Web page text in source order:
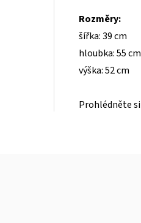
Rozměry:
šířka: 39 cm
hloubka: 55 cm
výška: 52 cm
Prohlédněte si